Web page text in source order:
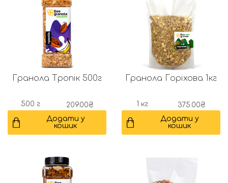
Гранола Тропік 500г
500 г 209.00₴
Додати у
кошик
Гранола Горіхова 1кг
1 кг 375.00₴
Додати у
кошик